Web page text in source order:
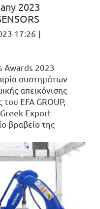
2023
17:26 |
Awards 2023
συστημάτων
απεικόνισης
του EFA GROUP,
Greek Export
βραβείο της